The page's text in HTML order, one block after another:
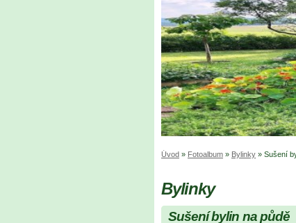
Úvod » Fotoalbum » Bylinky » Sušení
Bylinky
Sušení bylin na půdě